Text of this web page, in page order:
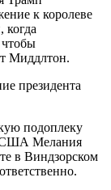
к королеве
когда
чтобы
Миддлтон.
президента
подоплеку
США Мелания
в Виндзорском